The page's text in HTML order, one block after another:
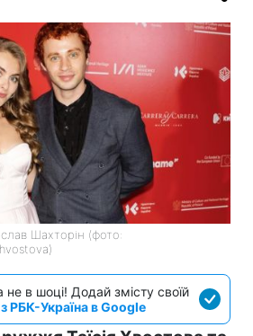
Шахторін (фото:
не в шоці! Додай змісту своїй
РБК-Україна в Google